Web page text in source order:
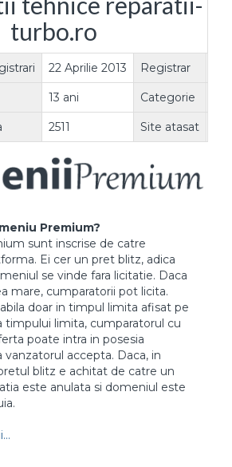
turbo.ro
22 Aprilie 2013 Registrar
13 ani Categorie
2511 Site atasat
Premium?
sunt inscrise de catre
Ei cer un pret blitz, adica
se vinde fara licitatie. Daca
mare, cumparatorii pot licita.
doar in timpul limita afisat pe
timpului limita, cumparatorul cu
poate intra in posesia
vanzatorul accepta. Daca, in
blitz e achitat de catre un
este anulata si domeniul este